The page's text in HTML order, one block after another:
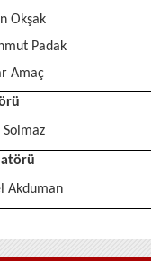
Okşak
Padak
Amaç
Solmaz
Akduman